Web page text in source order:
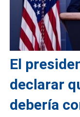
El
declarar
debería